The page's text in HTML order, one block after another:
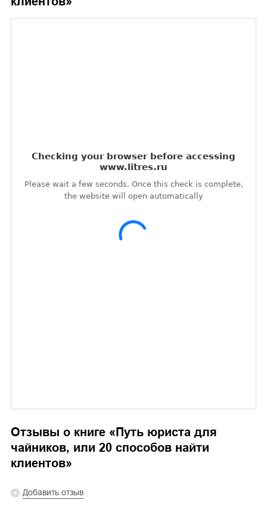
Отзывы о книге « Путь юриста для
чайников, или 20 способов найти
клиентов»
Добавить отзыв